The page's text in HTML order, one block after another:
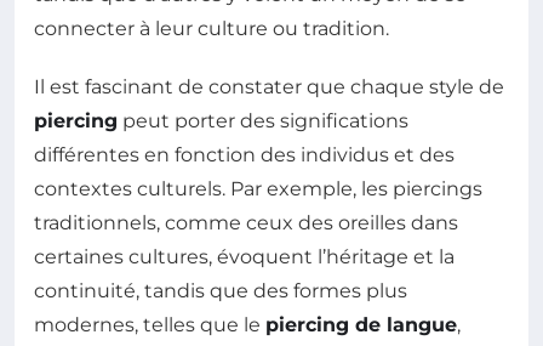
connecter à leur culture ou tradition.
Il est fascinant de constater que chaque style de
piercing peut porter des significations
différentes en fonction des individus et des
contextes culturels. Par exemple, les piercings
traditionnels, comme ceux des oreilles dans
certaines cultures, évoquent l’héritage et la
continuité, tandis que des formes plus
modernes, telles que le piercing de langue,